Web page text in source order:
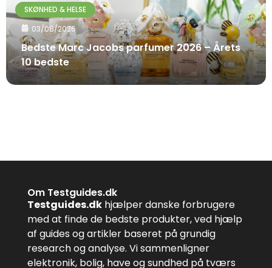
SKØNHED & HELSE
03/08/2026
Bedste Marc Jacobs parfumer 2026 – Årets
10 bedste
Om Testguides.dk
Testguides.dk hjælper danske forbrugere
med at finde de bedste produkter, ved hjælp
af guides og artikler baseret på grundig
research og analyse. Vi sammenligner
elektronik, bolig, have og sundhed på tværs